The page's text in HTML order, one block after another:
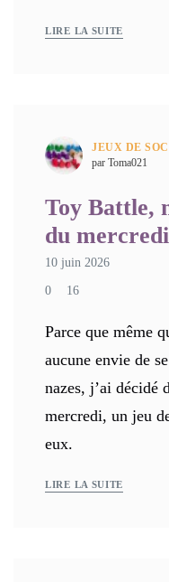
LIRE LA SUITE
JEUX DE
par Toma021
Toy Battle,
du mercredi
10 juin 2026
0 16
Parce que même
aucune envie de
nazes, j’ai décidé
mercredi, un jeu
eux.
LIRE LA SUITE